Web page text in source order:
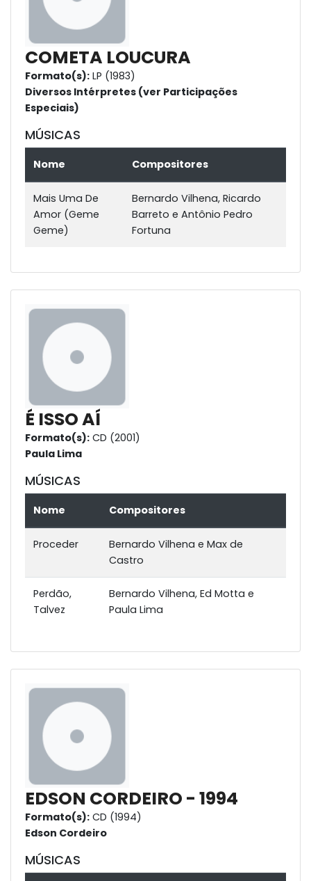
COMETA LOUCURA
Formato(s): LP (1983)
Diversos Intérpretes (ver Participações
Especiais)
MÚSICAS
Nome Compositores
Mais Uma De
Amor (Geme
Geme)
Bernardo Vilhena, Ricardo
Barreto e Antônio Pedro
Fortuna
É ISSO AÍ
Formato(s): CD (2001)
Paula Lima
MÚSICAS
Nome Compositores
Proceder
Bernardo Vilhena e Max de
Castro
Perdão,
Talvez
Bernardo Vilhena, Ed Motta e
Paula Lima
EDSON CORDEIRO - 1994
Formato(s): CD (1994)
Edson Cordeiro
MÚSICAS